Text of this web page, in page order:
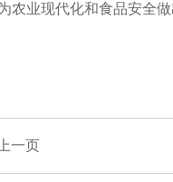
农业现代化和食品安全
一页